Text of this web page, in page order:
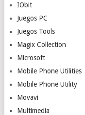
IObit
Juegos PC
Juegos Tools
Magix Collection
Microsoft
Mobile Phone Utilities
Mobile Phone Utility
Movavi
Multimedia